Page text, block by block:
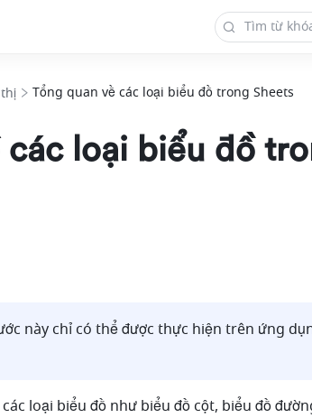
Tổng quan về các loại biểu đồ trong Sheets
các loại biểu đồ
này chỉ có thể được thực hiện trên ứng
loại biểu đồ như biểu đồ cột, biểu đồ